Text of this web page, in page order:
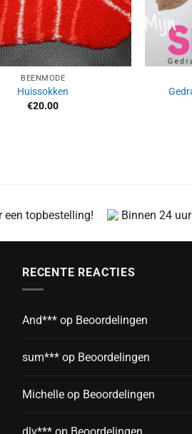
BEENMODE
Huissokken
€20.00
een topbestelling! Binnen 24
RECENTE REACTIES
And*** op Beoordelingen
sum*** op Beoordelingen
Michelle op Beoordelingen